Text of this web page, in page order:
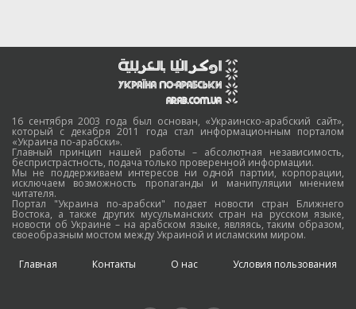
16 сентября 2003 года был основан, «Украинско-арабский сайт»,
который с декабря 2011 года стал информационным порталом
«Украина по-арабски».
Главный принцип нашей работы – абсолютная независимость,
беспристрастность, подача только проверенной информации.
Мы не поддерживаем интересов ни одной партии, корпорации,
исключаем возможность пропаганды и манипуляции мнением
читателя.
Портал "Украина по-арабски" подает новости стран Ближнего
Востока, а также других мусульманских стран на русском языке,
новости об Украине – на арабском языке, являясь, таким образом,
своеобразным мостом между Украиной и исламским миром.
Главная Контакты О нас Условия пользования